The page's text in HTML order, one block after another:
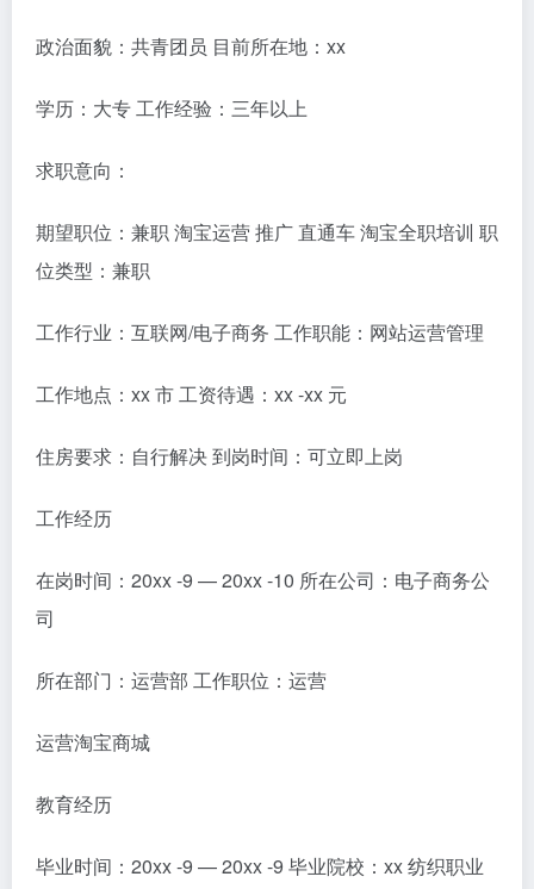
政治面貌：共青团员 目前所在地：xx
学历：大专 工作经验：三年以上
求职意向：
期望职位：兼职 淘宝运营 推广 直通车 淘宝全职培训 职
位类型：兼职
工作行业：互联网/电子商务 工作职能：网站运营管理
工作地点：xx 市 工资待遇：xx -xx 元
住房要求：自行解决 到岗时间：可立即上岗
工作经历
在岗时间：20xx -9 — 20xx -10 所在公司：电子商务公
司
所在部门：运营部 工作职位：运营
运营淘宝商城
教育经历
毕业时间：20xx -9 — 20xx -9 毕业院校：xx 纺织职业